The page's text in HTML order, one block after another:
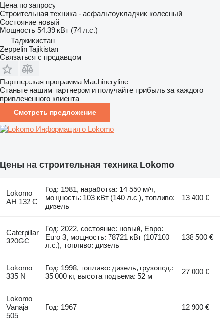
Цена по запросу
Строительная техника - асфальтоукладчик колесный
Состояние новый
Мощность 54.39 кВт (74 л.с.)
Таджикистан
Zeppelin Tajikistan
Связаться с продавцом
Партнерская программа Machineryline
Станьте нашим партнером и получайте прибыль за каждого
привлеченного клиента
Смотреть предложение
Информация о Lokomo
Цены на строительная техника Lokomo
Lokomo
AH 132 C
Год: 1981, наработка: 14 550 м/ч,
мощность: 103 кВт (140 л.с.), топливо:
дизель
13 400 €
Caterpillar
320GC
Год: 2022, состояние: новый, Евро:
Euro 3, мощность: 78721 кВт (107100
л.с.), топливо: дизель
138 500 €
Lokomo
335 N
Год: 1998, топливо: дизель, грузопод.:
35 000 кг, высота подъема: 52 м
27 000 €
Lokomo
Vanaja
505
Год: 1967 12 900 €